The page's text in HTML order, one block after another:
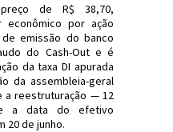
de R$ 38,70,
econômico por ação
emissão do banco
do Cash-Out e é
da taxa DI apurada
da assembleia-geral
a reestruturação — 12
a data do efetivo
20 de junho.